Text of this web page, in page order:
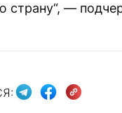
страну“, —